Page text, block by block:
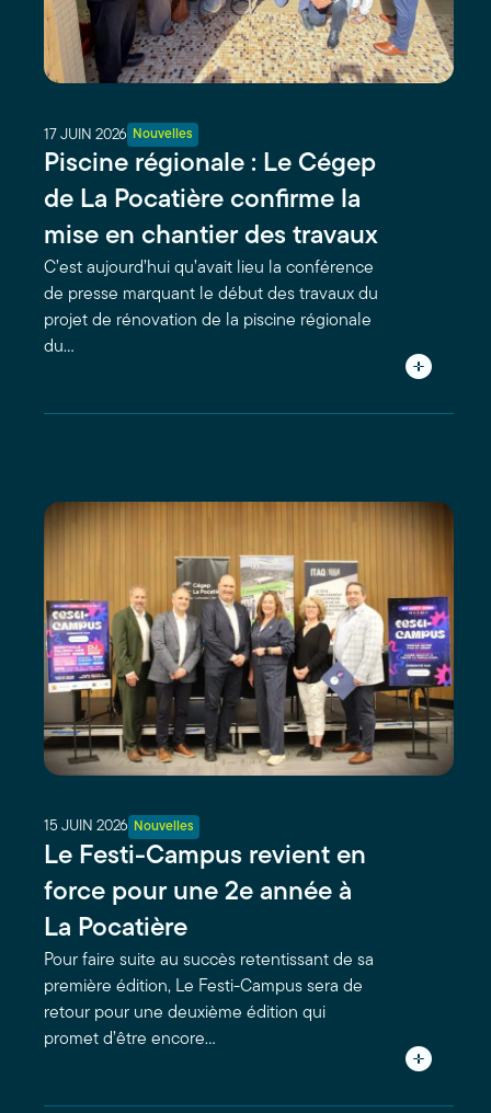
17 JUIN 2026 Nouvelles
Piscine régionale : Le Cégep
de La Pocatière confirme la
mise en chantier des travaux
C’est aujourd’hui qu’avait lieu la conférence
de presse marquant le début des travaux du
projet de rénovation de la piscine régionale
du…
15 JUIN 2026 Nouvelles
Le Festi-Campus revient en
force pour une 2e année à
La Pocatière
Pour faire suite au succès retentissant de sa
première édition, Le Festi-Campus sera de
retour pour une deuxième édition qui
promet d’être encore…